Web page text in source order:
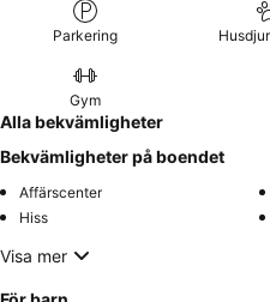
Parkering
Gym
Alla bekvämligheter
Bekvämligheter på boendet
Affärscenter
Hiss
Visa mer